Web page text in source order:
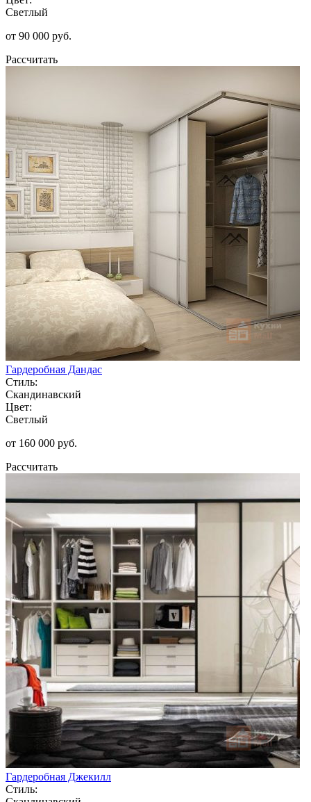
Светлый
от 90 000 руб.
Рассчитать
Гардеробная Дандас
Стиль:
Скандинавский
Цвет:
Светлый
от 160 000 руб.
Рассчитать
Гардеробная Джекилл
Стиль: